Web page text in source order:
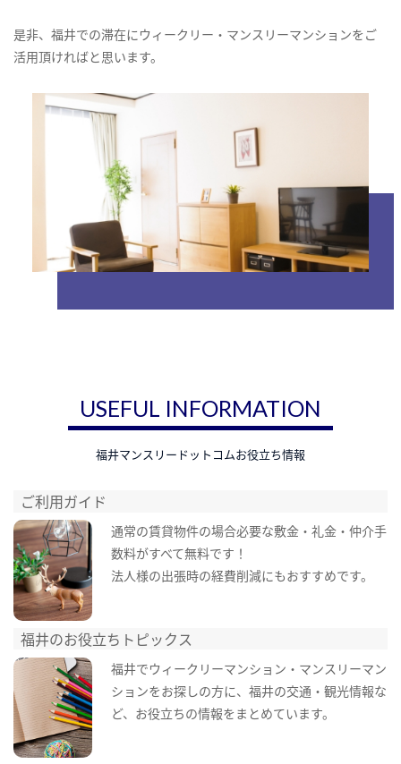
是非、福井での滞在にウィークリー・マンスリーマンションをご
活用頂ければと思います。
USEFUL INFORMATION
福井マンスリードットコムお役立ち情報
ご利用ガイド
通常の賃貸物件の場合必要な敷金・礼金・仲介手
数料がすべて無料です！
法人様の出張時の経費削減にもおすすめです。
福井のお役立ちトピックス
福井でウィークリーマンション・マンスリーマン
ションをお探しの方に、福井の交通・観光情報な
ど、お役立ちの情報をまとめています。